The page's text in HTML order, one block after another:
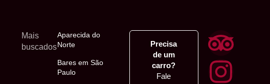
Mais
buscados
Aparecida do
Norte
Bares em São
Paulo
Precisa
de um
carro?
Fale